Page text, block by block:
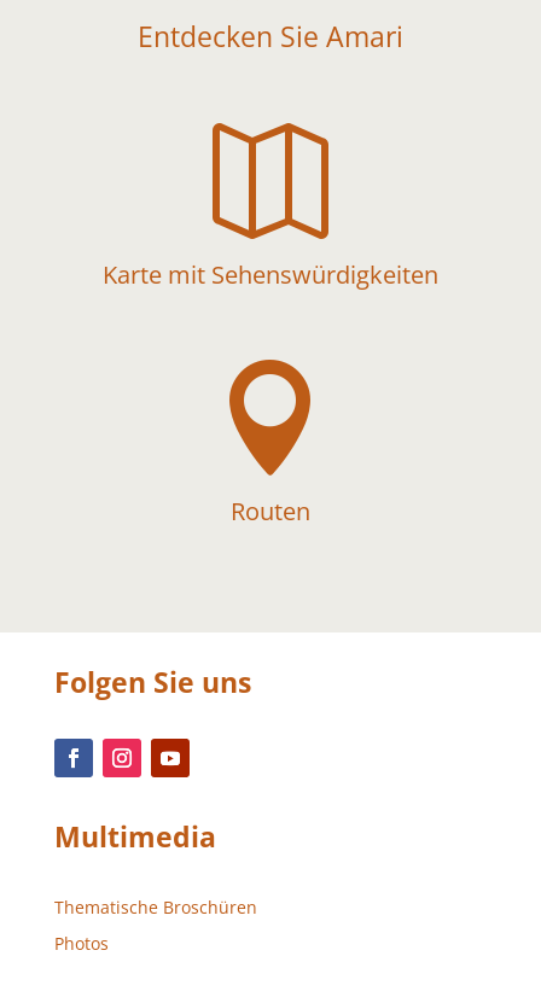
Entdecken Sie Amari

Karte mit Sehenswürdigkeiten

Routen
Folgen Sie uns
Multimedia
Thematische Broschüren
Photos